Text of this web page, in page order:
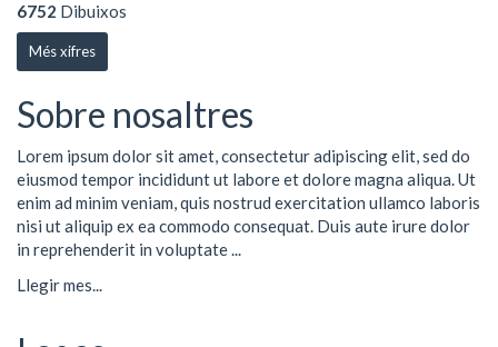
6752 Dibuixos
Més xifres
Sobre nosaltres
Lorem ipsum dolor sit amet, consectetur adipiscing elit, sed do
eiusmod tempor incididunt ut labore et dolore magna aliqua. Ut
enim ad minim veniam, quis nostrud exercitation ullamco laboris
nisi ut aliquip ex ea commodo consequat. Duis aute irure dolor
in reprehenderit in voluptate ...
Llegir mes...